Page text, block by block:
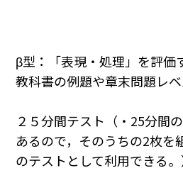
β型：「表現・処理」を評価
教科書の例題や章末問題レ
２５分間テスト（・25分間
あるので，そのうちの2枚を
のテストとして利用できる。